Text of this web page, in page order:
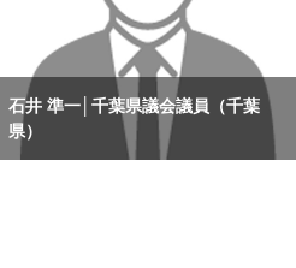
石井 準一│千葉県議会議員（千葉
県）